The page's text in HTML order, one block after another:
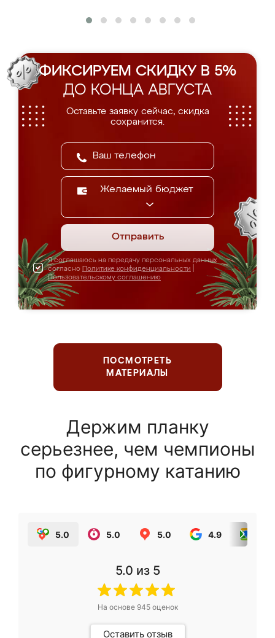
ФИКСИРУЕМ СКИДКУ В 5%
ДО КОНЦА АВГУСТА
Оставьте заявку сейчас, скидка
сохранится.
Желаемый бюджет
Отправить
Я соглашаюсь на передачу персональных данных
согласно Политике конфиденциальности
Пользовательскому соглашению
ПОСМОТРЕТЬ
МАТЕРИАЛЫ
Держим планку
серьезнее, чем чемпионы
по фигурному катанию
5.0 5.0 5.0 4.9
5.0 из 5
На основе 945оценок
Оставить отзыв